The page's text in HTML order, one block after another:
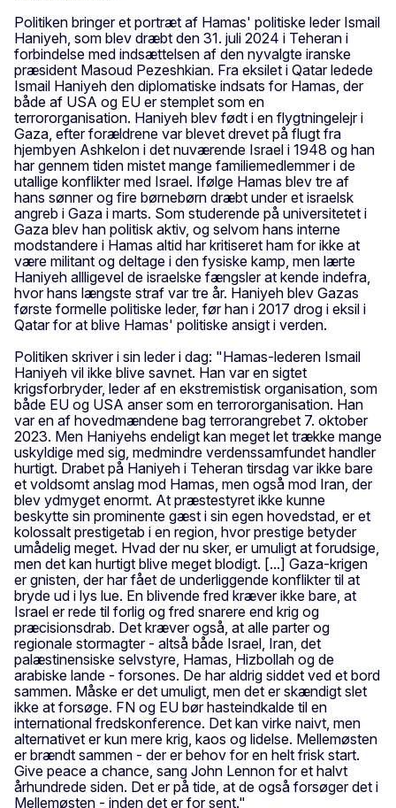
Politiken bringer et portræt af Hamas' politiske leder Ismail
Haniyeh, som blev dræbt den 31. juli 2024 i Teheran i
forbindelse med indsættelsen af den nyvalgte iranske
præsident Masoud Pezeshkian. Fra eksilet i Qatar ledede
Ismail Haniyeh den diplomatiske indsats for Hamas, der
både af USA og EU er stemplet som en
terrororganisation. Haniyeh blev født i en flygtningelejr i
Gaza, efter forældrene var blevet drevet på flugt fra
hjembyen Ashkelon i det nuværende Israel i 1948 og han
har gennem tiden mistet mange familiemedlemmer i de
utallige konflikter med Israel. Ifølge Hamas blev tre af
hans sønner og fire børnebørn dræbt under et israelsk
angreb i Gaza i marts. Som studerende på universitetet i
Gaza blev han politisk aktiv, og selvom hans interne
modstandere i Hamas altid har kritiseret ham for ikke at
være militant og deltage i den fysiske kamp, men lærte
Haniyeh allligevel de israelske fængsler at kende indefra,
hvor hans længste straf var tre år. Haniyeh blev Gazas
første formelle politiske leder, før han i 2017 drog i eksil i
Qatar for at blive Hamas' politiske ansigt i verden.
Politiken skriver i sin leder i dag: "Hamas-lederen Ismail
Haniyeh vil ikke blive savnet. Han var en sigtet
krigsforbryder, leder af en ekstremistisk organisation, som
både EU og USA anser som en terrororganisation. Han
var en af hovedmændene bag terrorangrebet 7. oktober
2023. Men Haniyehs endeligt kan meget let trække mange
uskyldige med sig, medmindre verdenssamfundet handler
hurtigt. Drabet på Haniyeh i Teheran tirsdag var ikke bare
et voldsomt anslag mod Hamas, men også mod Iran, der
blev ydmyget enormt. At præstestyret ikke kunne
beskytte sin prominente gæst i sin egen hovedstad, er et
kolossalt prestigetab i en region, hvor prestige betyder
umådelig meget. Hvad der nu sker, er umuligt at forudsige,
men det kan hurtigt blive meget blodigt. [...] Gaza-krigen
er gnisten, der har fået de underliggende konflikter til at
bryde ud i lys lue. En blivende fred kræver ikke bare, at
Israel er rede til forlig og fred snarere end krig og
præcisionsdrab. Det kræver også, at alle parter og
regionale stormagter - altså både Israel, Iran, det
palæstinensiske selvstyre, Hamas, Hizbollah og de
arabiske lande - forsones. De har aldrig siddet ved et bord
sammen. Måske er det umuligt, men det er skændigt slet
ikke at forsøge. FN og EU bør hasteindkalde til en
international fredskonference. Det kan virke naivt, men
alternativet er kun mere krig, kaos og lidelse. Mellemøsten
er brændt sammen - der er behov for en helt frisk start.
Give peace a chance, sang John Lennon for et halvt
århundrede siden. Det er på tide, at de også forsøger det i
Mellemøsten - inden det er for sent."